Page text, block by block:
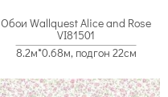
Обои Wallquest Alice and Rose
VI81501
8.2м*0.68м, подгон 22см